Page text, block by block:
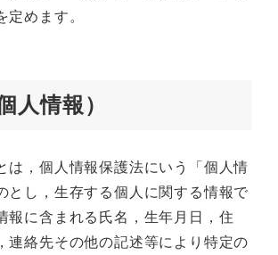
定めます。
人情報）
は，個人情報保護法にいう「個人情
とし，生存する個人に関する情報で
報に含まれる氏名，生年月日，住
連絡先その他の記述等により特定の